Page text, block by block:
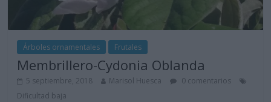
Árboles ornamentales Frutales
Membrillero-Cydonia Oblanda
5 septiembre, 2018 Marisol Huesca
0 comentarios
Dificultad baja